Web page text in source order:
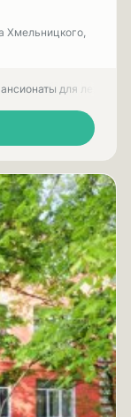
Хмельницкого,
для